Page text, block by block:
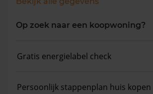
Op zoek naar een koopwoning?
Gratis energielabel check
Persoonlijk stappenplan huis kopen